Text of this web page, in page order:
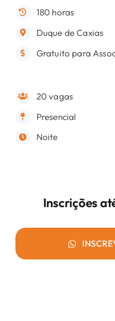
180 horas
Duque de Caxias
Gratuito para
20 vagas
Presencial
Noite
Inscrições